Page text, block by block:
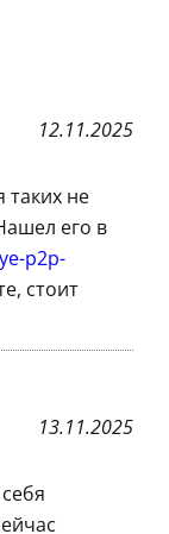
12.11.2025
таких не
его в
p2p-
стоит
13.11.2025